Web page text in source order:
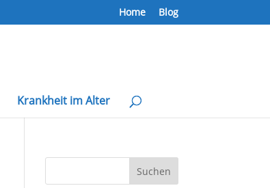
Home Blog
Krankheit im Alter